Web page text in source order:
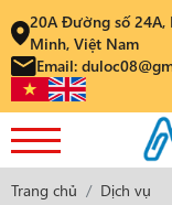
20A Đường số 24A,
Minh, Việt Nam
Email:
Trang chủ Dịch vụ